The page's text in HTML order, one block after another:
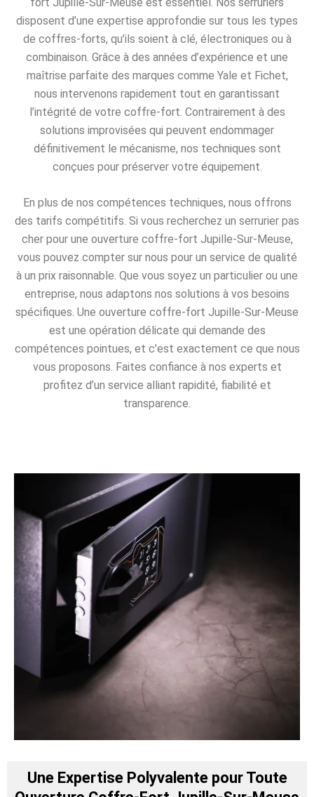
disposent d’une expertise approfondie sur tous les types
de coffres-forts, qu’ils soient à clé, électroniques ou à
combinaison. Grâce à des années d’expérience et une
maîtrise parfaite des marques comme Yale et Fichet,
nous intervenons rapidement tout en garantissant
l’intégrité de votre coffre-fort. Contrairement à des
solutions improvisées qui peuvent endommager
définitivement le mécanisme, nos techniques sont
conçues pour préserver votre équipement.
En plus de nos compétences techniques, nous offrons
des tarifs compétitifs. Si vous recherchez un serrurier pas
cher pour une ouverture coffre-fort Jupille-Sur-Meuse,
vous pouvez compter sur nous pour un service de qualité
à un prix raisonnable. Que vous soyez un particulier ou une
entreprise, nous adaptons nos solutions à vos besoins
spécifiques. Une ouverture coffre-fort Jupille-Sur-Meuse
est une opération délicate qui demande des
compétences pointues, et c’est exactement ce que nous
vous proposons. Faites confiance à nos experts et
profitez d’un service alliant rapidité, fiabilité et
transparence.
Une Expertise Polyvalente pour Toute